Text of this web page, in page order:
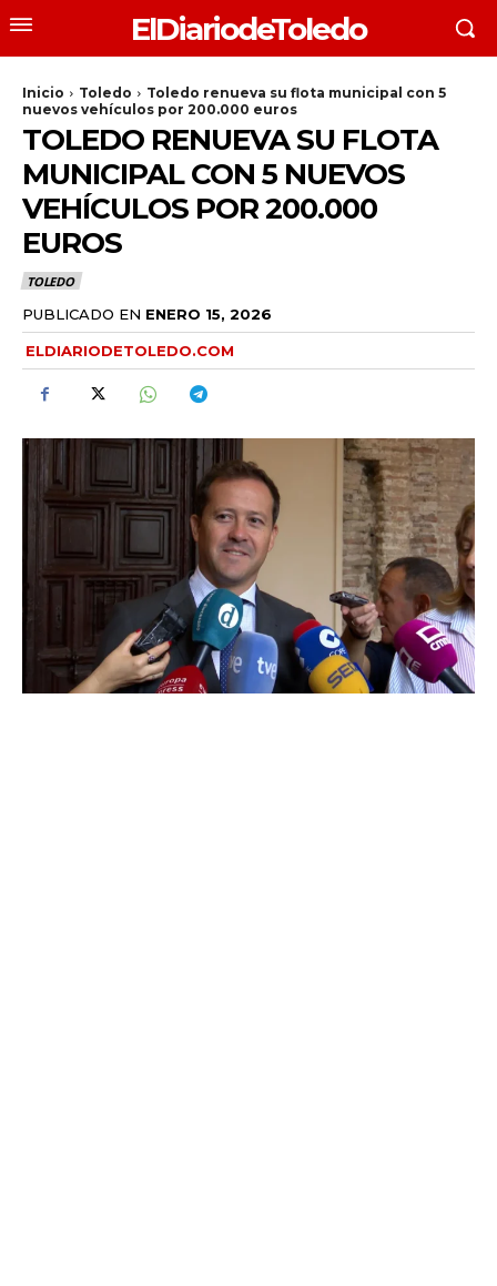
ElDiariodeToledo
Inicio Toledo
Toledo renueva su flota municipal con 5
nuevos vehículos por 200.000 euros
TOLEDO RENUEVA SU FLOTA
MUNICIPAL CON 5 NUEVOS
VEHÍCULOS POR 200.000
EUROS
TOLEDO
PUBLICADO EN ENERO 15, 2026
ELDIARIODETOLEDO.COM